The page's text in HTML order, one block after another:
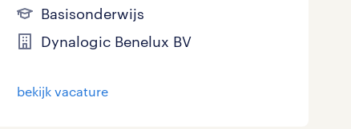
Horeca / Catering 0
Juridisch 0
Marketing & Communicatie
Ondersteunend onderwijs
Basisonderwijs
Dynalogic Benelux BV
bekijk vacature